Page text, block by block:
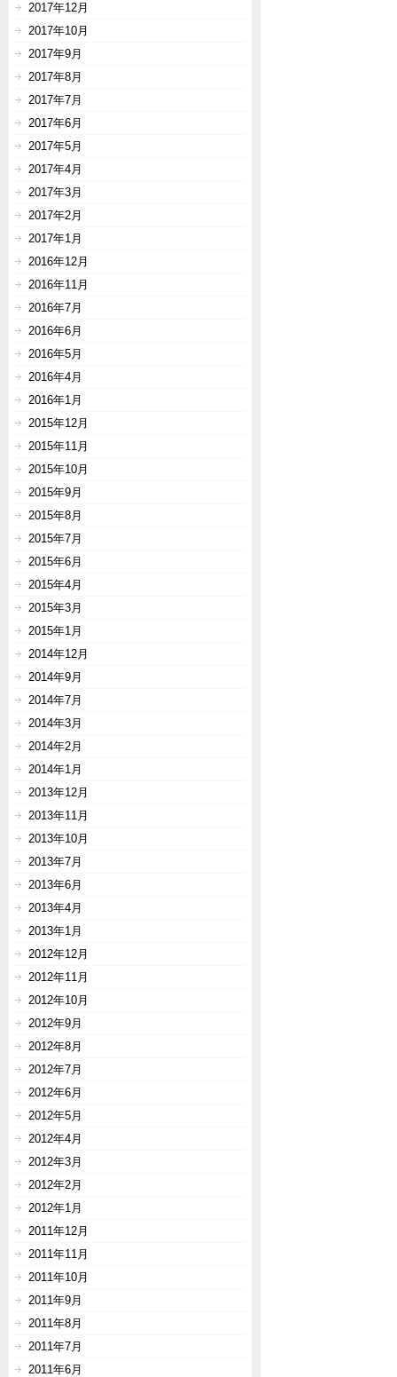
2017年12月
2017年10月
2017年9月
2017年8月
2017年7月
2017年6月
2017年5月
2017年4月
2017年3月
2017年2月
2017年1月
2016年12月
2016年11月
2016年7月
2016年6月
2016年5月
2016年4月
2016年1月
2015年12月
2015年11月
2015年10月
2015年9月
2015年8月
2015年7月
2015年6月
2015年4月
2015年3月
2015年1月
2014年12月
2014年9月
2014年7月
2014年3月
2014年2月
2014年1月
2013年12月
2013年11月
2013年10月
2013年7月
2013年6月
2013年4月
2013年1月
2012年12月
2012年11月
2012年10月
2012年9月
2012年8月
2012年7月
2012年6月
2012年5月
2012年4月
2012年3月
2012年2月
2012年1月
2011年12月
2011年11月
2011年10月
2011年9月
2011年8月
2011年7月
2011年6月